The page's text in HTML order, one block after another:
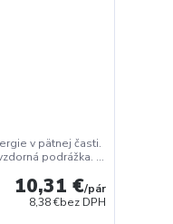
v pätnej časti.
podrážka. ...
10,31 €/pár
8,38 €bez DPH